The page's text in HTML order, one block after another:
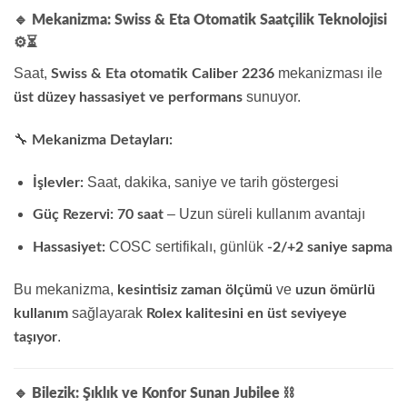
🔹 Mekanizma: Swiss & Eta Otomatik Saatçilik Teknolojisi
⚙️⏳
Saat, Swiss & Eta otomatik Caliber 2236 mekanizması ile
üst düzey hassasiyet ve performans sunuyor.
🔧 Mekanizma Detayları:
İşlevler:Saat, dakika, saniye ve tarih göstergesi
Güç Rezervi: 70 saat– Uzun süreli kullanım avantajı
Hassasiyet:COSC sertifikalı, günlük -2/+2 saniye sapma
Bu mekanizma, kesintisiz zaman ölçümü ve uzun ömürlü
kullanım sağlayarak Rolex kalitesini en üst seviyeye
taşıyor.
🔹 Bilezik: Şıklık ve Konfor Sunan Jubilee ⛓️